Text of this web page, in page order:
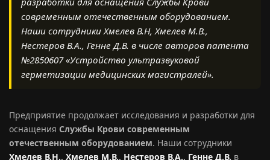
современным отечественным оборудованием.
Наши сотрудники Хмелев В.Н, Хмелев М.В.,
Нестеров В.А., Генне Д.В. в числе авторов патента
№2850607 «Устройство ультразвуковой
герметизации медицинских магистралей».
Предприятие продолжает исследования и разработки для
оснащения Службы Крови современным
отечественным оборудованием. Наши сотрудники
Хмелев В.Н., Хмелев М.В., Нестеров В.А., Генне Д.В. в